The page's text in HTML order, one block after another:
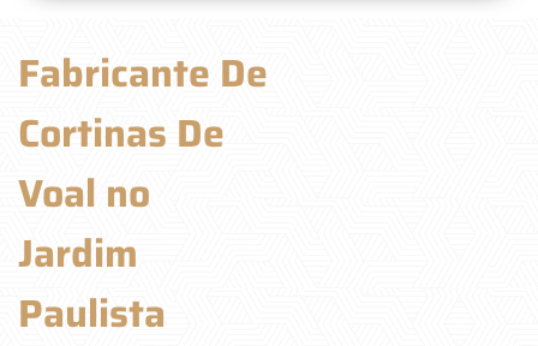
Fabricante De
Cortinas De
Voal no
Jardim
Paulista